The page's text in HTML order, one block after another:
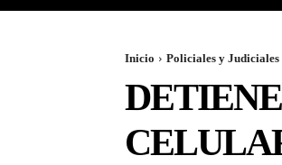
Inicio Policiales y Judiciales